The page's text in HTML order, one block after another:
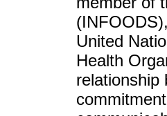
United
Health
relationship